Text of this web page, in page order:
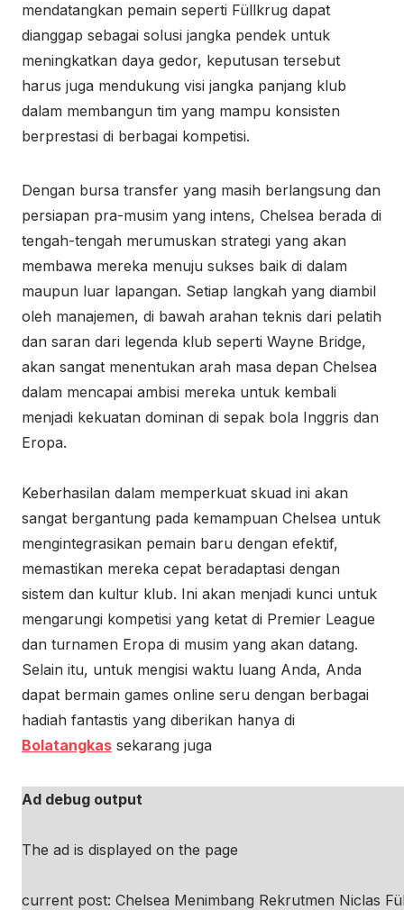
mendatangkan pemain seperti Füllkrug dapat
dianggap sebagai solusi jangka pendek untuk
meningkatkan daya gedor, keputusan tersebut
harus juga mendukung visi jangka panjang klub
dalam membangun tim yang mampu konsisten
berprestasi di berbagai kompetisi.
Dengan bursa transfer yang masih berlangsung dan
persiapan pra-musim yang intens, Chelsea berada di
tengah-tengah merumuskan strategi yang akan
membawa mereka menuju sukses baik di dalam
maupun luar lapangan. Setiap langkah yang diambil
oleh manajemen, di bawah arahan teknis dari pelatih
dan saran dari legenda klub seperti Wayne Bridge,
akan sangat menentukan arah masa depan Chelsea
dalam mencapai ambisi mereka untuk kembali
menjadi kekuatan dominan di sepak bola Inggris dan
Eropa.
Keberhasilan dalam memperkuat skuad ini akan
sangat bergantung pada kemampuan Chelsea untuk
mengintegrasikan pemain baru dengan efektif,
memastikan mereka cepat beradaptasi dengan
sistem dan kultur klub. Ini akan menjadi kunci untuk
mengarungi kompetisi yang ketat di Premier League
dan turnamen Eropa di musim yang akan datang.
Selain itu, untuk mengisi waktu luang Anda, Anda
dapat bermain games online seru dengan berbagai
hadiah fantastis yang diberikan hanya di
Bolatangkas sekarang juga
Ad debug output
The ad is displayed on the page
current post: Chelsea Menimbang Rekrutmen Niclas